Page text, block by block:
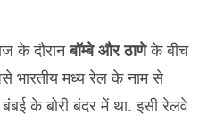
के दौरानबॉम्बे और ठाणेके बीच
भारतीय मध्य रेल के नाम से
के बोरी बंदर में था. इसी रेलवे